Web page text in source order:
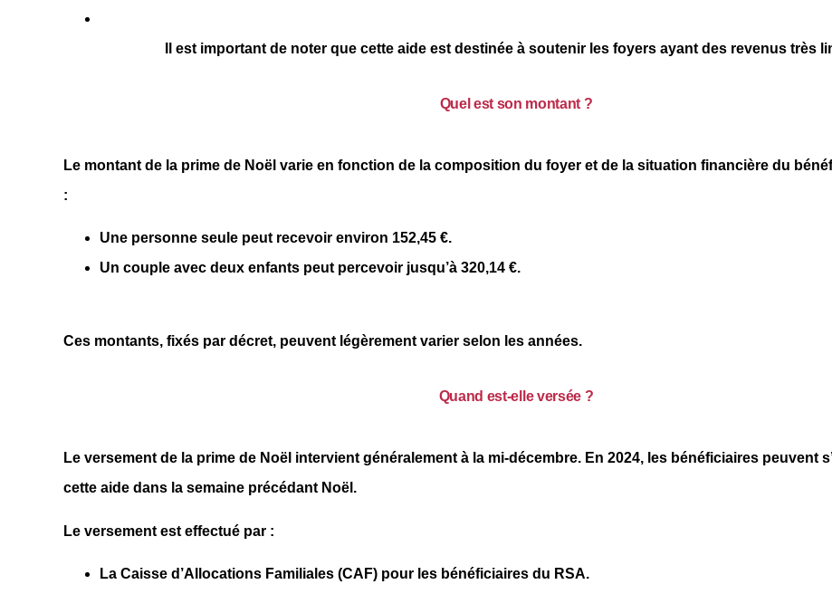
Il est important de noter que cette aide est destinée à soutenir les foyers ayant des revenus très
Quel est son montant ?
Le montant de la prime de Noël varie en fonction de la composition du foyer et de la situation financière du
:
Une personne seule peut recevoir environ 152,45 €.
Un couple avec deux enfants peut percevoir jusqu’à 320,14 €.
Ces montants, fixés par décret, peuvent légèrement varier selon les années.
Quand est-elle versée ?
Le versement de la prime de Noël intervient généralement à la mi-décembre. En 2024, les bénéficiaires peuvent
cette aide dans la semaine précédant Noël.
Le versement est effectué par :
La Caisse d’Allocations Familiales (CAF) pour les bénéficiaires du RSA.